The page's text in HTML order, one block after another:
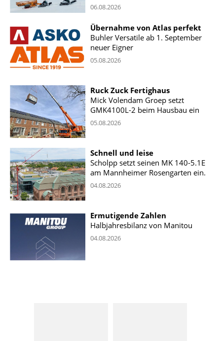
06.08.2026
Übernahme von Atlas perfekt
Buhler Versatile ab 1. September
neuer Eigner
05.08.2026
Ruck Zuck Fertighaus
Mick Volendam Groep setzt
GMK4100L-2 beim Hausbau ein
05.08.2026
Schnell und leise
Scholpp setzt seinen MK 140-5.1E
am Mannheimer Rosengarten ein.
04.08.2026
Ermutigende Zahlen
Halbjahresbilanz von Manitou
04.08.2026